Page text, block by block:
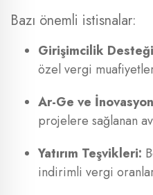
Bazı önemli istisnalar:
Girişimcilik
özel vergi
Ar-Ge ve
projelere sağlanan
Yatırım Teşvikleri:
indirimli vergi